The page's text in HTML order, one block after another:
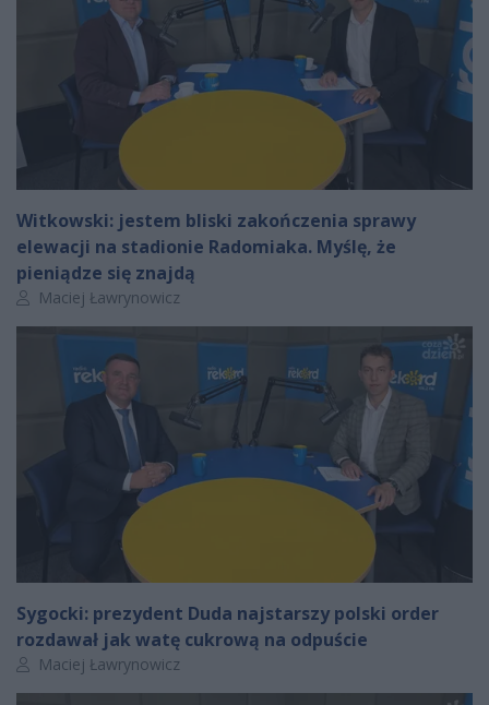
Witkowski: jestem bliski zakończenia sprawy
elewacji na stadionie Radomiaka. Myślę, że
pieniądze się znajdą
Autor artykułu:
Maciej Ławrynowicz
Sygocki: prezydent Duda najstarszy polski order
rozdawał jak watę cukrową na odpuście
Autor artykułu:
Maciej Ławrynowicz